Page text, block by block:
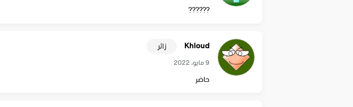
??????
Khloud زائر
9 مايو، 2022
حاضر